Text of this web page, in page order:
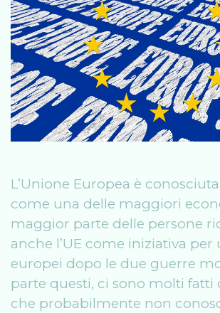
L’Unione Europea è
come una delle maggiori
maggior parte delle persone
anche l’UE come iniziativa per
europei dopo le due guerre
parte questi, ci sono molti fatti
che probabilmente non